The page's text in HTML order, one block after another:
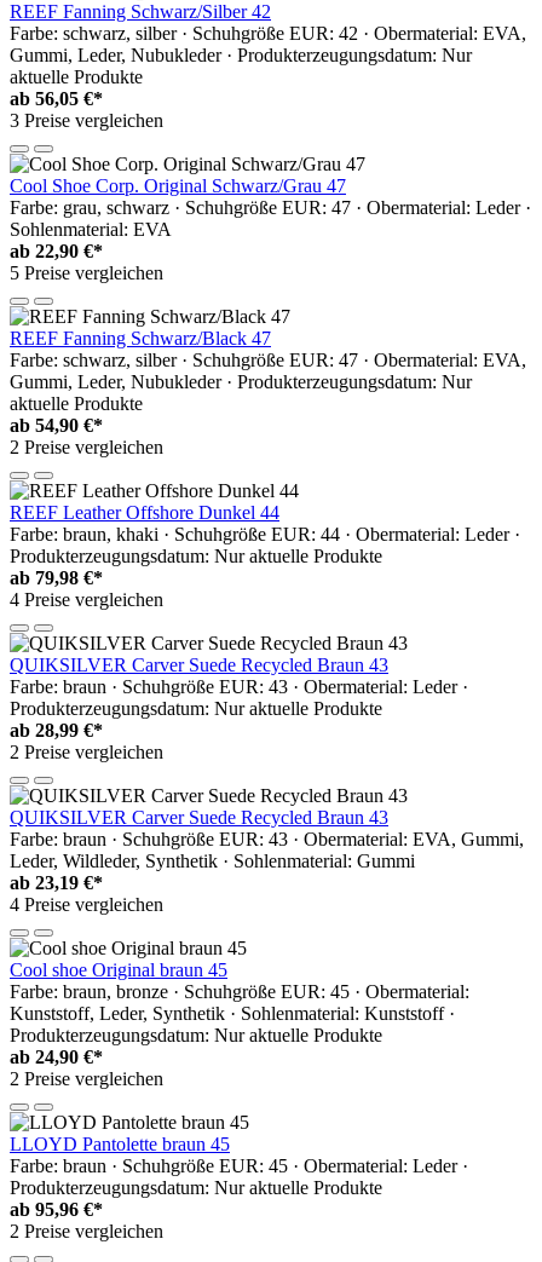
REEF Fanning Schwarz/Silber 42
Farbe: schwarz, silber · Schuhgröße EUR: 42 · Obermaterial: EVA,
Gummi, Leder, Nubukleder · Produkterzeugungsdatum: Nur
aktuelle Produkte
ab 56,05 €*
3 Preise vergleichen
Cool Shoe Corp. Original Schwarz/Grau 47
Farbe: grau, schwarz · Schuhgröße EUR: 47 · Obermaterial: Leder ·
Sohlenmaterial: EVA
ab 22,90 €*
5 Preise vergleichen
REEF Fanning Schwarz/Black 47
Farbe: schwarz, silber · Schuhgröße EUR: 47 · Obermaterial: EVA,
Gummi, Leder, Nubukleder · Produkterzeugungsdatum: Nur
aktuelle Produkte
ab 54,90 €*
2 Preise vergleichen
REEF Leather Offshore Dunkel 44
Farbe: braun, khaki · Schuhgröße EUR: 44 · Obermaterial: Leder ·
Produkterzeugungsdatum: Nur aktuelle Produkte
ab 79,98 €*
4 Preise vergleichen
QUIKSILVER Carver Suede Recycled Braun 43
Farbe: braun · Schuhgröße EUR: 43 · Obermaterial: Leder ·
Produkterzeugungsdatum: Nur aktuelle Produkte
ab 28,99 €*
2 Preise vergleichen
QUIKSILVER Carver Suede Recycled Braun 43
Farbe: braun · Schuhgröße EUR: 43 · Obermaterial: EVA, Gummi,
Leder, Wildleder, Synthetik · Sohlenmaterial: Gummi
ab 23,19 €*
4 Preise vergleichen
Cool shoe Original braun 45
Farbe: braun, bronze · Schuhgröße EUR: 45 · Obermaterial:
Kunststoff, Leder, Synthetik · Sohlenmaterial: Kunststoff ·
Produkterzeugungsdatum: Nur aktuelle Produkte
ab 24,90 €*
2 Preise vergleichen
LLOYD Pantolette braun 45
Farbe: braun · Schuhgröße EUR: 45 · Obermaterial: Leder ·
Produkterzeugungsdatum: Nur aktuelle Produkte
ab 95,96 €*
2 Preise vergleichen